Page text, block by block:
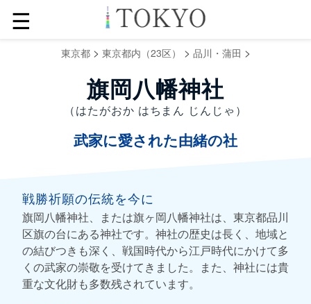
☰
東京都> 東京都内（23区） > 品川・蒲田 >
旗岡八幡神社
（はたがおか はちまん じんじゃ）
武家に愛された由緒の社
戦勝祈願の伝統を今に
旗岡八幡神社、または旗ヶ岡八幡神社は、東京都品川
区旗の台にある神社です。神社の歴史は長く、地域と
の結びつきも深く、戦国時代から江戸時代にかけて多
くの武家の崇敬を受けてきました。また、神社には貴
重な文化財も多数残されています。